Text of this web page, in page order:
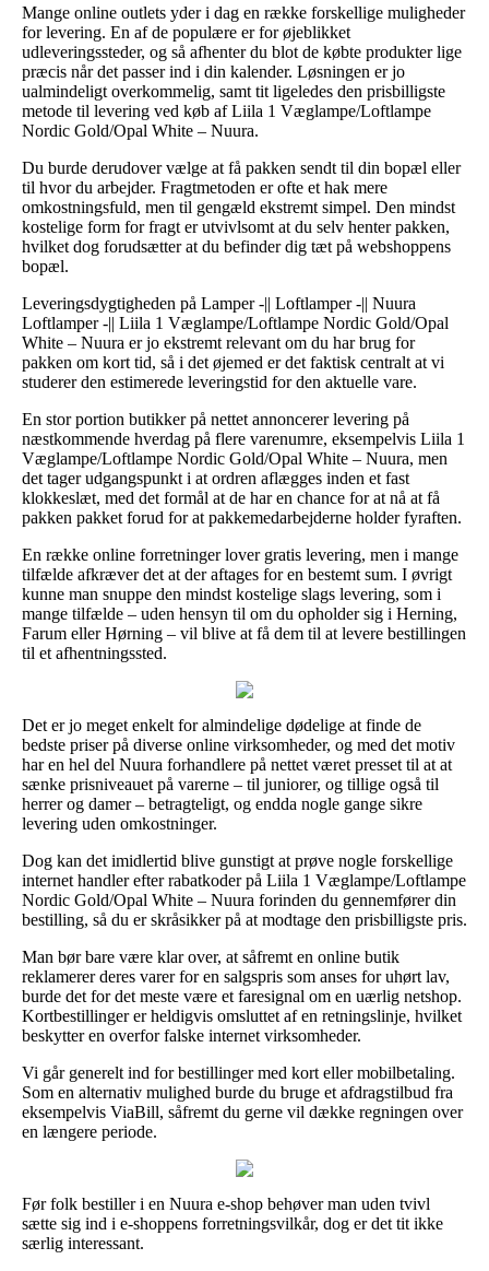
Mange online outlets yder i dag en række forskellige muligheder
for levering. En af de populære er for øjeblikket
udleveringssteder, og så afhenter du blot de købte produkter lige
præcis når det passer ind i din kalender. Løsningen er jo
ualmindeligt overkommelig, samt tit ligeledes den prisbilligste
metode til levering ved køb af Liila 1 Væglampe/Loftlampe
Nordic Gold/Opal White – Nuura.
Du burde derudover vælge at få pakken sendt til din bopæl eller
til hvor du arbejder. Fragtmetoden er ofte et hak mere
omkostningsfuld, men til gengæld ekstremt simpel. Den mindst
kostelige form for fragt er utvivlsomt at du selv henter pakken,
hvilket dog forudsætter at du befinder dig tæt på webshoppens
bopæl.
Leveringsdygtigheden på Lamper -|| Loftlamper -|| Nuura
Loftlamper -|| Liila 1 Væglampe/Loftlampe Nordic Gold/Opal
White – Nuura er jo ekstremt relevant om du har brug for
pakken om kort tid, så i det øjemed er det faktisk centralt at vi
studerer den estimerede leveringstid for den aktuelle vare.
En stor portion butikker på nettet annoncerer levering på
næstkommende hverdag på flere varenumre, eksempelvis Liila 1
Væglampe/Loftlampe Nordic Gold/Opal White – Nuura, men
det tager udgangspunkt i at ordren aflægges inden et fast
klokkeslæt, med det formål at de har en chance for at nå at få
pakken pakket forud for at pakkemedarbejderne holder fyraften.
En række online forretninger lover gratis levering, men i mange
tilfælde afkræver det at der aftages for en bestemt sum. I øvrigt
kunne man snuppe den mindst kostelige slags levering, som i
mange tilfælde – uden hensyn til om du opholder sig i Herning,
Farum eller Hørning – vil blive at få dem til at levere bestillingen
til et afhentningssted.
Det er jo meget enkelt for almindelige dødelige at finde de
bedste priser på diverse online virksomheder, og med det motiv
har en hel del Nuura forhandlere på nettet været presset til at at
sænke prisniveauet på varerne – til juniorer, og tillige også til
herrer og damer – betragteligt, og endda nogle gange sikre
levering uden omkostninger.
Dog kan det imidlertid blive gunstigt at prøve nogle forskellige
internet handler efter rabatkoder på Liila 1 Væglampe/Loftlampe
Nordic Gold/Opal White – Nuura forinden du gennemfører din
bestilling, så du er skråsikker på at modtage den prisbilligste pris.
Man bør bare være klar over, at såfremt en online butik
reklamerer deres varer for en salgspris som anses for uhørt lav,
burde det for det meste være et faresignal om en uærlig netshop.
Kortbestillinger er heldigvis omsluttet af en retningslinje, hvilket
beskytter en overfor falske internet virksomheder.
Vi går generelt ind for bestillinger med kort eller mobilbetaling.
Som en alternativ mulighed burde du bruge et afdragstilbud fra
eksempelvis ViaBill, såfremt du gerne vil dække regningen over
en længere periode.
Før folk bestiller i en Nuura e-shop behøver man uden tvivl
sætte sig ind i e-shoppens forretningsvilkår, dog er det tit ikke
særlig interessant.